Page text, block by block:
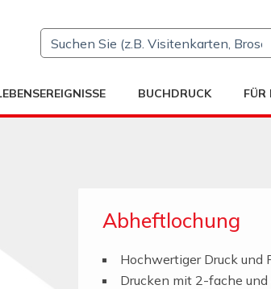
BUCHDRUCK FÜR
Abheftlochung
Hochwertiger Druck und
Drucken mit 2-fache